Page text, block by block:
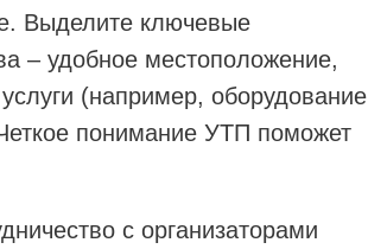
Выделите ключевые
– удобное местоположение,
(например, оборудование
понимание УТП поможет
с организаторами